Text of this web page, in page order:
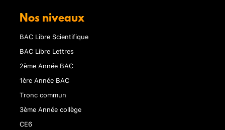
Nos niveaux
BAC Libre Scientifique
BAC Libre Lettres
2ème Année BAC
1ère Année BAC
Tronc commun
3ème Année collège
CE6